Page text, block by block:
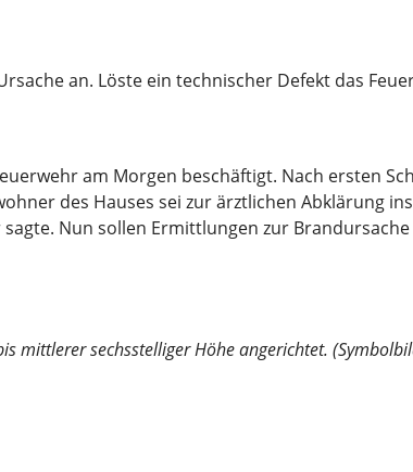
an. Löste ein technischer Defekt das
am Morgen beschäftigt. Nach ersten
des Hauses sei zur ärztlichen Abklärung
Nun sollen Ermittlungen zur
mittlerer sechsstelliger Höhe angerichtet.